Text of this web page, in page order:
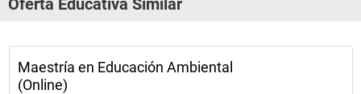
Oferta Educativa Similar
Maestría en Educación Ambiental
(Online)